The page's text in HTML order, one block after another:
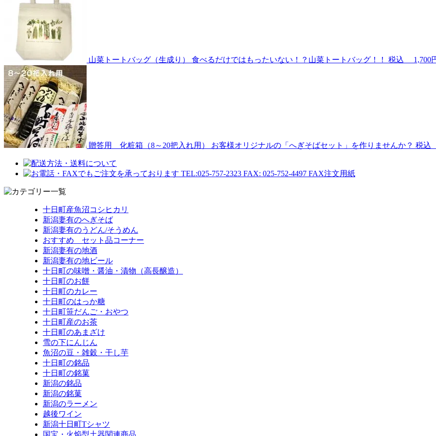
山菜トートバッグ（生成り） 食べるだけではもったいない！？山菜トートバッグ！！ 税込 1,700
贈答用 化粧箱（8～20把入れ用） お客様オリジナルの「へぎそばセット」を作りませんか？ 税込
十日町産魚沼コシヒカリ
新潟妻有のへぎそば
新潟妻有のうどん/そうめん
おすすめ セット品コーナー
新潟妻有の地酒
新潟妻有の地ビール
十日町の味噌・醤油・漬物（高長醸造）
十日町のお餅
十日町のカレー
十日町のはっか糖
十日町笹だんご・おやつ
十日町産のお茶
十日町のあまざけ
雪の下にんじん
魚沼の豆・雑穀・干し芋
十日町の銘品
十日町の銘菓
新潟の銘品
新潟の銘菓
新潟のラーメン
越後ワイン
新潟十日町Tシャツ
国宝・火焔型土器関連商品